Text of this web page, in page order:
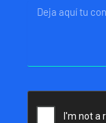
Mensaje